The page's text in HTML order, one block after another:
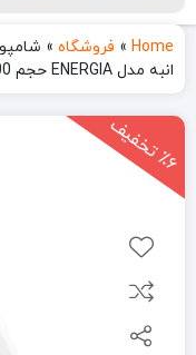
Home
» فروشگاه »
انبه مدل ENERGIA حجم 1000 میل
٪6
ت
خ
ف
یف